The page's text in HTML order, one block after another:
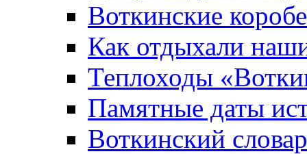
Воткинские
Как отдыхали
Теплоходы
Памятные даты
Воткинский